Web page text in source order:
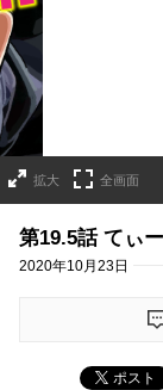
拡大 全画面
第19.5話 てぃ
2020年10月23日
ポスト